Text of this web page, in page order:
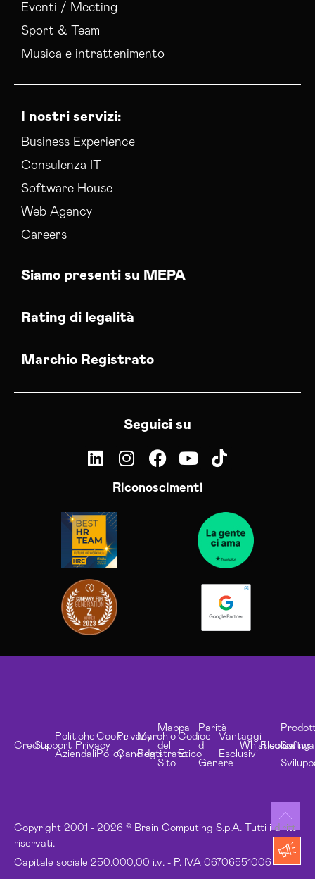
Eventi / Meeting
Sport & Team
Musica e intrattenimento
I nostri servizi:
Business Experience
Consulenza IT
Software House
Web Agency
Careers
Siamo presenti su MEPA
Rating di legalità
Marchio Registrato
Seguici su
Riconoscimenti
Copyright 2001 - 2026 © Brain Computing S.p.A. Tutti i diritti
riservati.
Capitale sociale 250.000,00 i.v. - P. IVA 06706551006
CreditsSupport
Politiche
Aziendali
Privacy
Cookie
Policy
Privacy
Candidati
Marchio
Registrato
Mappa
del
Sito
Codice
Etico
Parità
di
Genere
Vantaggi
Esclusivi
Whistleblowing
Risorse